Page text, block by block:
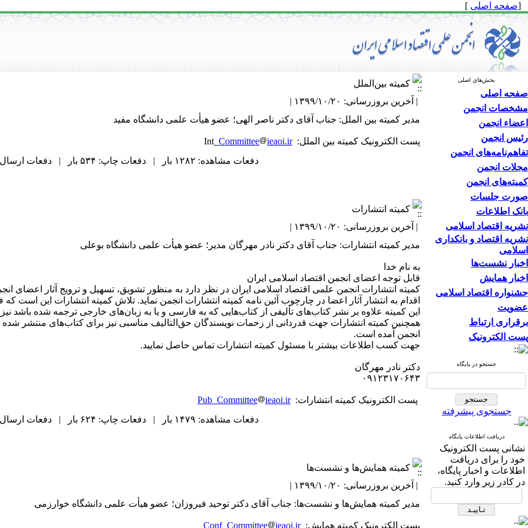
[صفحه اصلی ]
بخش‌های اصلی
صفحه اصلی
مشخصات انجمن
اعضاء انجمن
رئیس انجمن
تفاهم‌نامه‌های انجمن
مجلات انجمن
کمیته‌های انجمن
صورت جلسات
بانک اطلاعات
نشریه اقتصاد اسلامی
نشریه اقتصاد و بانکداری
اسلامی
اخبار نشست‌ها
اخبار همایش
جشنواره اقتصاد اسلامی
عضویت
برقراری ارتباط
پست الکترونیک
جستجو در پایگاه
جستجوی پیشرفته
دریافت اطلاعات پایگاه
نشانی پست الکترونیک
خود را برای دریافت
اطلاعات و اخبار پایگاه،
در کادر زیر وارد کنید.
کمیته بین‌الملل
| آخرین بروزرسانی: ۱۳۹۹/۱۰/۲۰ |
مدیر کمیته بین الملل: جناب آقای دکتر ناصر الهی؛ عضو هیأت علمی دانشگاه مفید
پست الکترونیک کمیته بین الملل: Int _Committee
ieaoi.ir
دفعات مشاهده: ۱۲۸۲ بار | دفعات چاپ: ۵۳۴ بار | دفعات ارسال به دیگران: ۰ بار |
کمیته انتشارات
| آخرین بروزرسانی: ۱۳۹۹/۱۰/۲۰ |
مدیر کمیته انتشارات: جناب آقای دکتر نادر مهرگان مدیر؛ عضو هیأت علمی دانشگاه بوعلی
به نام خدا
قابل توجه اعضای انجمن اقتصاد اسلامی ایران
کمیته انتشارات انجمن علمی اقتصاد اسلامی ایران در نظر دارد به منظور تشویق، تسهیل و ترویج آثار اعضای
اقدام به انتشار آثار اعضا در چارچوب آئین نامه کمیته انتشارات انجمن نماید. تلاش کمیته انتشارات این
این کمیته علاوه بر نشر کتاب‌های تألیفی از کتاب‌هایی که به فارسی و یا به زبان‌های خارجی ترجمه شده باشد
همچنین کمیته انتشارات جهت قدردانی از زحمات نویسندگان حق‌التالیف مناسبی نیز برای کتاب‌های منتشر
انجمن آمده است.
جهت کسب اطلاعات بیشتر با مسئول کمیته انتشارات تماس حاصل نمایید.
دکتر نادر مهرگان
۰۹۱۲۳۱۷۰۶۴۳
پست الکترونیک کمیته انتشارات: Pub_Committee
ieaoi.ir
دفعات مشاهده: ۱۴۷۹ بار | دفعات چاپ: ۶۲۴ بار | دفعات ارسال به دیگران: ۰ بار |
کمیته همایش‌ها و نشست‌ها
| آخرین بروزرسانی: ۱۳۹۹/۱۰/۲۰ |
مدیر کمیته همایش‌ها و نشست‌ها: جناب آقای دکتر توحید فیروزان؛ عضو هیأت علمی دانشگاه خوارزمی
پست الکترونیک کمیته همایش‌: Conf_Committee ieaoi.ir